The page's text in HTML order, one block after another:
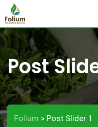
Post
Folium > Post Slider 1